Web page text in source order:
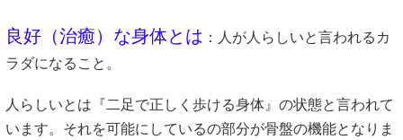
良好（治癒）な身体とは ：人が人らしいと言われるカ
ラダになること。
人らしいとは『二足で正しく歩ける身体』の状態と言われて
います。それを可能にしているの部分が骨盤の機能となりま